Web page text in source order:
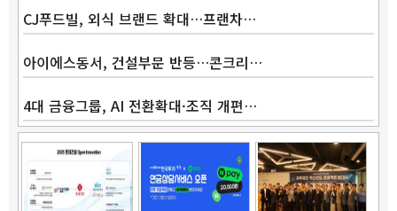
CJ푸드빌, 외식 브랜드 확대…프랜차…
아이에스동서, 건설부문 반등…콘크리…
4대 금융그룹, AI 전환확대·조직 개편…